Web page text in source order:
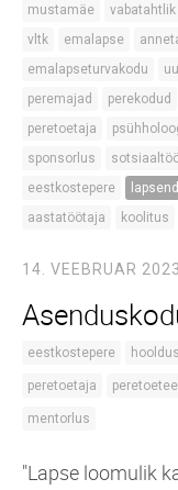
mustamäe
vabatahtlik
vltk
emalapse
emalapseturvakodu
peremajad
perekodud
peretoetaja
sponsorlus
eestkostepere
aastatöötaja
koolitus
14. VEEBRUAR
eestkostepere
peretoetaja
mentorlus
"Lapse loomulik